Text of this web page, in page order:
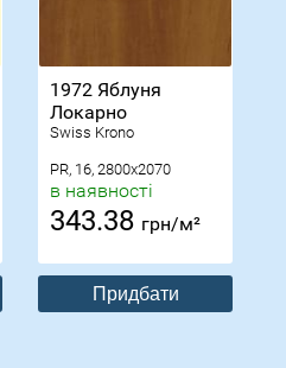
1972 Яблуня
Локарно
Swiss Krono
PR, 16, 2800x2070
в наявності
343.38 грн/м²
Придбати